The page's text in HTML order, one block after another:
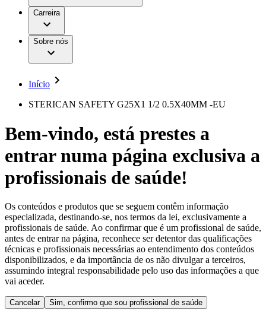
Aesculap Academy
Contentores Estéreis
Neurocirurgia
Nutrição Clínica
Prevenção e Controlo de Infeções
Retenção Urinária e Urologia
Suturas e Especialidades Cirúrgicas
Terapias de Infusão
Terapia de Intervenção Vascular
Tratamento de Feridas
Tratamento de Sangue Extracorporal
Soluções
Terapias
Patologias e Cuidados
Serviços
Cuidados Domiciliários
Coordenamos os seus cuidados médicos quando recebe alta
do hospital. Para mais informações, visite a nossa página de
cuidados domiciliários.
Trabalhar na B. Braun
Oportunidades de emprego
A nossa cultura
Vagas disponíveis
Descubra as tuas oportunidades de carreira na B. Braun.
Pesquise no nosso mercado de trabalho global por perfis de
trabalho interessantes.
Centro de Inovação
Responsabilidade
Acesso aos Cuidados de Saúde
Comunicados de Imprensa
Contactos
Formulário de Contacto
Empresa
Responsabilidade
Media
Carreira
Sobre nós
Início
STERICAN SAFETY G25X1 1/2 0.5X40MM -EU
Bem-vindo, está prestes a
entrar numa página exclusiva a
profissionais de saúde!
Os conteúdos e produtos que se seguem contêm informação
especializada, destinando-se, nos termos da lei, exclusivamente a
profissionais de saúde. Ao confirmar que é um profissional de saúde,
antes de entrar na página, reconhece ser detentor das qualificações
técnicas e profissionais necessárias ao entendimento dos conteúdos
disponibilizados, e da importância de os não divulgar a terceiros,
assumindo integral responsabilidade pelo uso das informações a que
vai aceder.
Cancelar Sim, confirmo que sou profissional de saúde